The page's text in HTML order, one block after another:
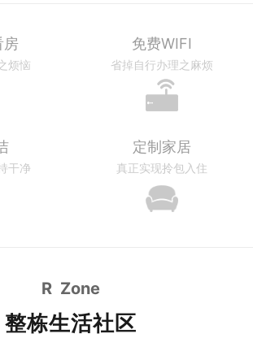
房
烦恼
免费WIFI
省掉自行办理之麻烦
干净
定制家居
真正实现拎包入住
R Zone
整栋生活社区